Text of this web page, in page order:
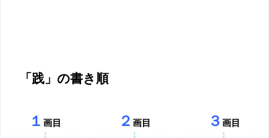
「践」の書き順
１画目 ２ 画目 ３ 画目